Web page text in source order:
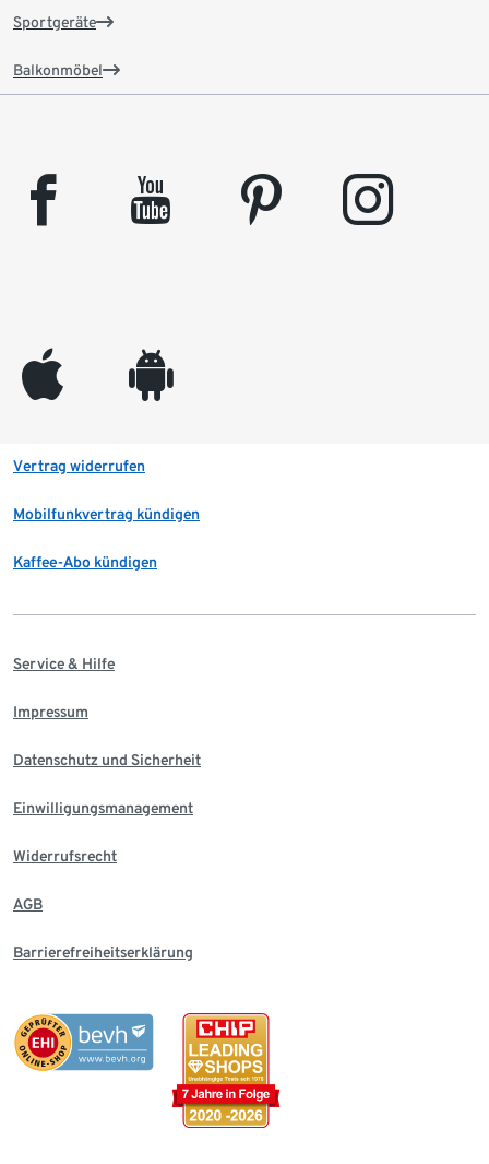
Sportgeräte
Balkonmöbel
facebook youtube pinterest instagram
appleinc android
Vertrag widerrufen
Mobilfunkvertrag kündigen
Kaffee-Abo kündigen
Service & Hilfe
Impressum
Datenschutz und Sicherheit
Einwilligungsmanagement
Widerrufsrecht
AGB
Barrierefreiheitserklärung